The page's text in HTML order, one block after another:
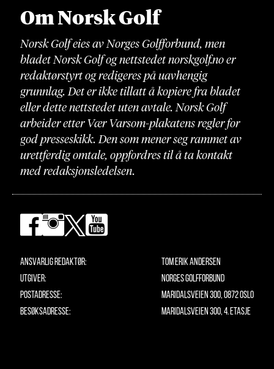
Om Norsk Golf
Norsk Golf eies av Norges Golfforbund, men
bladet Norsk Golf og nettstedet norskgolf.no er
redaktørstyrt og redigeres på uavhengig
grunnlag. Det er ikke tillatt å kopiere fra bladet
eller dette nettstedet uten avtale. Norsk Golf
arbeider etter Vær Varsom-plakatens regler for
god presseskikk. Den som mener seg rammet av
urettferdig omtale, oppfordres til å ta kontakt
med redaksjonsledelsen.
Ansvarlig redaktør:
Utgiver:
Postadresse:
Besøksadresse:
Tom Erik Andersen
Norges Golfforbund
Maridalsveien 300, 0872 Oslo
Maridalsveien 300, 4. etasje